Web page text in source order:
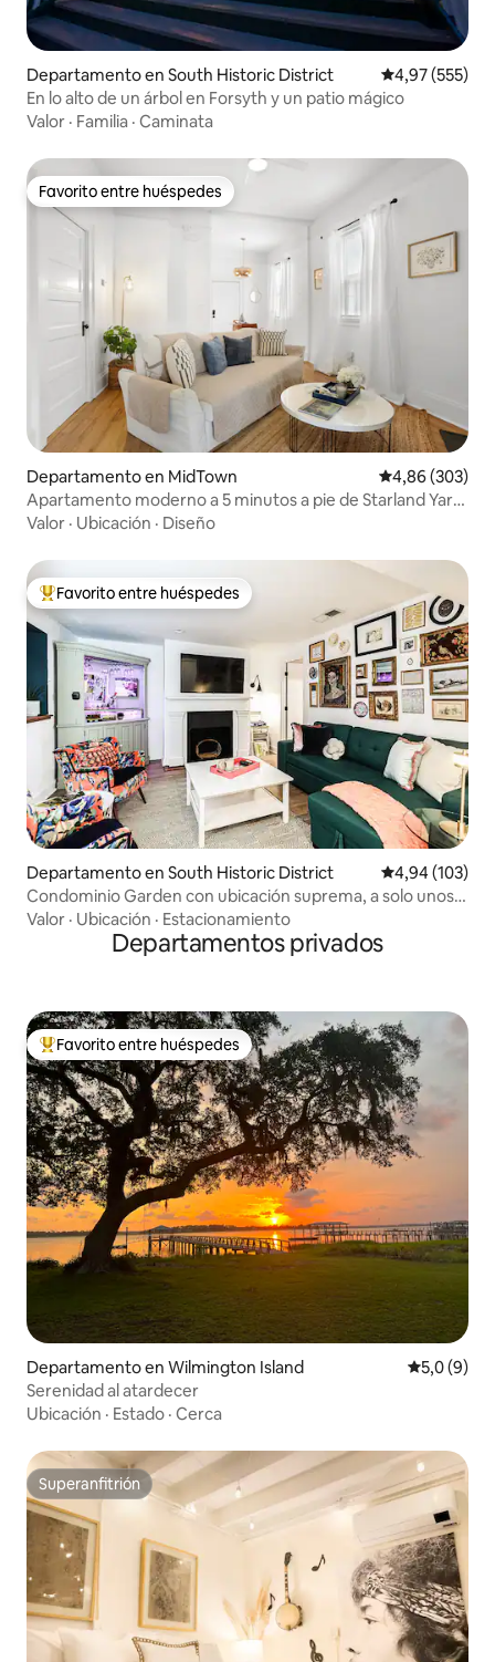
Departamento en South Historic District Calificación
4,97 (555)
En lo alto de un árbol en Forsyth y un patio mágico
Valor · Familia · Caminata
Favorito entre huéspedes
Favorito entre huéspedes
Departamento en MidTown Calificación
4,86 (303)
Apartamento moderno a 5 minutos a pie de Starland Yard,
wifi rápido
Valor · Ubicación · Diseño
Favorito entre los huéspedes más destacados
Favorito entre huéspedes
Departamento en South Historic District Calificación
4,94 (103)
Condominio Garden con ubicación suprema, a solo unos
pasos de Forsyth
Valor · Ubicación · Estacionamiento
Departamentos privados
Favorito entre los huéspedes más destacados
Favorito entre huéspedes
Departamento en Wilmington Island
5,0 (9)
Serenidad al atardecer
Ubicación · Estado · Cerca
Superanfitrión
Superanfitrión